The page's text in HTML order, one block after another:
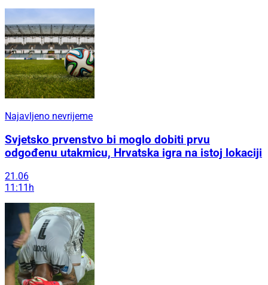
Najavljeno nevrijeme
Svjetsko prvenstvo bi moglo dobiti prvu
odgođenu utakmicu, Hrvatska igra na istoj lokaciji
21.06
11:11h